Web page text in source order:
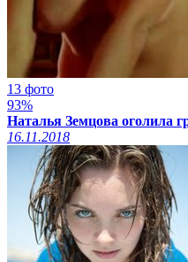
13 фото
93%
Наталья Земцова оголила
16.11.2018